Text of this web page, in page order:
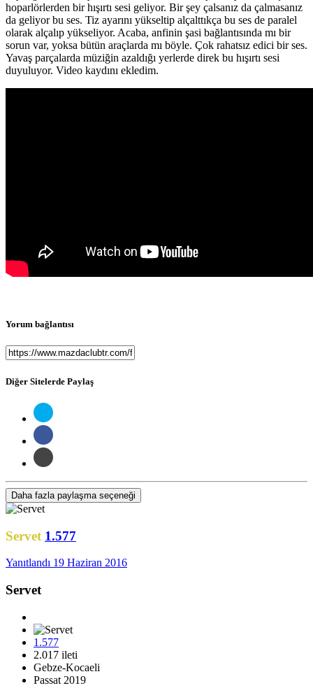
hoparlörlerden bir hışırtı sesi geliyor. Bir şey çalsanız da çalmasanız
da geliyor bu ses. Tiz ayarını yükseltip alçalttıkça bu ses de paralel
olarak alçalıp yükseliyor. Acaba, anfinin şasi bağlantısında mı bir
sorun var, yoksa bütün araçlarda mı böyle. Çok rahatsız edici bir ses.
Yavaş parçalarda müziğin azaldığı yerlerde direk bu hışırtı sesi
duyuluyor. Video kaydını ekledim.
Yorum bağlantısı
Diğer Sitelerde Paylaş
Daha fazla paylaşma seçeneği
Servet 1.577
Yanıtlandı 19 Haziran 2016
Servet
1.577
2.017 ileti
Gebze-Kocaeli
Passat 2019